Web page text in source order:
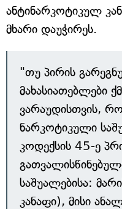
ანტინარკოტიკულ
მხარი დაუჭირეს.
"თუ პირის
მახასიათებლები
ვარაუდისთვის,
ნარკოტიკული
კოდექსის 45-ე
საშუალებისა:
კანაფი), მისი